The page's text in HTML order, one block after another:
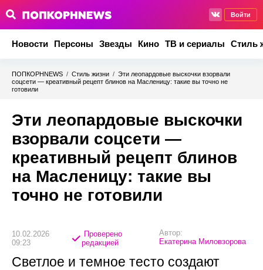
Войти
Новости Персоны Звезды Кино ТВ и сериалы Стиль
ПОПКОРНNEWS / Стиль жизни / Эти леопардовые выскочки взорвали
соцсети — креативный рецепт блинов на Масленицу: такие вы точно не
готовили
Эти леопардовые выскочки
взорвали соцсети —
креативный рецепт блинов
на Масленицу: такие вы
точно не готовили
10.02.2026
09:23
Проверено
редакцией
Автор:
Екатерина Миловзорова
Светлое и темное тесто создают